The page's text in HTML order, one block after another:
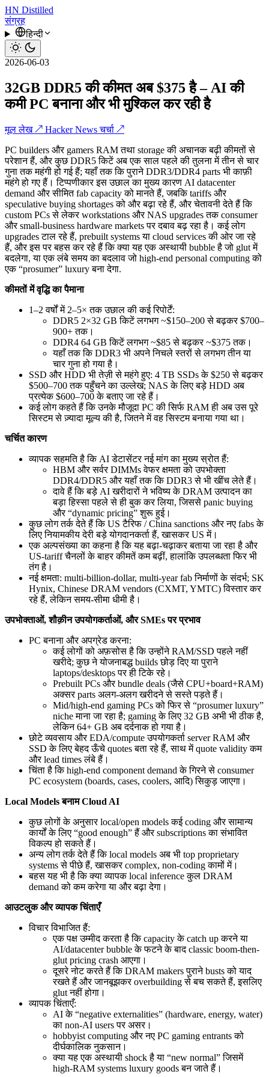
HN Distilled
संग्रह
हिन्दी
2026-06-03
32GB DDR5 की कीमत अब $375 है – AI की
कमी PC बनाना और भी मुश्किल कर रही है
मूल लेख ↗ Hacker News चर्चा ↗
PC builders और gamers RAM तथा storage की अचानक बढ़ी कीमतों से
परेशान हैं, और कुछ DDR5 किटें अब एक साल पहले की तुलना में तीन से चार
गुना तक महंगी हो गई हैं; यहाँ तक कि पुराने DDR3/DDR4 parts भी काफ़ी
महंगे हो गए हैं। टिप्पणीकार इस उछाल का मुख्य कारण AI datacenter
demand और सीमित fab capacity को मानते हैं, जबकि tariffs और
speculative buying shortages को और बढ़ा रहे हैं, और चेतावनी देते हैं कि
custom PCs से लेकर workstations और NAS upgrades तक consumer
और small-business hardware markets पर दबाव बढ़ रहा है। कई लोग
upgrades टाल रहे हैं, prebuilt systems या cloud services की ओर जा रहे
हैं, और इस पर बहस कर रहे हैं कि क्या यह एक अस्थायी bubble है जो glut में
बदलेगा, या एक लंबे समय का बदलाव जो high-end personal computing को
एक “prosumer” luxury बना देगा.
कीमतों में वृद्धि का पैमाना
1–2 वर्षों में 2–5× तक उछाल की कई रिपोर्टें:
DDR5 2×32 GB किटें लगभग ~$150–200 से बढ़कर $700–
900+ तक।
DDR4 64 GB किटें लगभग ~$85 से बढ़कर ~$375 तक।
यहाँ तक कि DDR3 भी अपने निचले स्तरों से लगभग तीन या
चार गुना हो गया है।
SSD और HDD भी तेज़ी से महंगे हुए: 4 TB SSDs के $250 से बढ़कर
$500–700 तक पहुँचने का उल्लेख; NAS के लिए बड़े HDD अब
प्रत्येक $600–700 के बताए जा रहे हैं।
कई लोग कहते हैं कि उनके मौजूदा PC की सिर्फ RAM ही अब उस पूरे
सिस्टम से ज़्यादा मूल्य की है, जितने में वह सिस्टम बनाया गया था।
चर्चित कारण
व्यापक सहमति है कि AI डेटासेंटर नई मांग का मुख्य स्रोत हैं:
HBM और सर्वर DIMMs वेफर क्षमता को उपभोक्ता
DDR4/DDR5 और यहाँ तक कि DDR3 से भी खींच लेते हैं।
दावे हैं कि बड़े AI खरीदारों ने भविष्य के DRAM उत्पादन का
बड़ा हिस्सा पहले से ही बुक कर लिया, जिससे panic buying
और “dynamic pricing” शुरू हुई।
कुछ लोग तर्क देते हैं कि US टैरिफ / China sanctions और नए fabs के
लिए नियामकीय देरी बड़े योगदानकर्ता हैं, खासकर US में।
एक अल्पसंख्या का कहना है कि यह बढ़ा-चढ़ाकर बताया जा रहा है और
US-tariff चैनलों के बाहर कीमतें कम बढ़ीं, हालांकि उपलब्धता फिर भी
तंग है।
नई क्षमता: multi-billion-dollar, multi-year fab निर्माणों के संदर्भ; SK
Hynix, Chinese DRAM vendors (CXMT, YMTC) विस्तार कर
रहे हैं, लेकिन समय-सीमा धीमी है।
उपभोक्ताओं, शौक़ीन उपयोगकर्ताओं, और SMEs पर प्रभाव
PC बनाना और अपग्रेड करना:
कई लोगों को अफ़सोस है कि उन्होंने RAM/SSD पहले नहीं
खरीदे; कुछ ने योजनाबद्ध builds छोड़ दिए या पुराने
laptops/desktops पर ही टिके रहे।
Prebuilt PCs और bundle deals (जैसे CPU+board+RAM)
अक्सर parts अलग-अलग खरीदने से सस्ते पड़ते हैं।
Mid/high-end gaming PCs को फिर से “prosumer luxury”
niche माना जा रहा है; gaming के लिए 32 GB अभी भी ठीक है,
लेकिन 64+ GB अब दर्दनाक हो गया है।
छोटे व्यवसाय और EDA/compute उपयोगकर्ता server RAM और
SSD के लिए बेहद ऊँचे quotes बता रहे हैं, साथ में quote validity कम
और lead times लंबे हैं।
चिंता है कि high-end component demand के गिरने से consumer
PC ecosystem (boards, cases, coolers, आदि) सिकुड़ जाएगा।
Local Models बनाम Cloud AI
कुछ लोगों के अनुसार local/open models कई coding और सामान्य
कार्यों के लिए “good enough” हैं और subscriptions का संभावित
विकल्प हो सकते हैं।
अन्य लोग तर्क देते हैं कि local models अब भी top proprietary
systems से पीछे हैं, खासकर complex, non-coding कामों में।
बहस यह भी है कि क्या व्यापक local inference कुल DRAM
demand को कम करेगा या और बढ़ा देगा।
आउटलुक और व्यापक चिंताएँ
विचार विभाजित हैं:
एक पक्ष उम्मीद करता है कि capacity के catch up करने या
AI/datacenter bubble के फटने के बाद classic boom-then-
glut pricing crash आएगा।
दूसरे नोट करते हैं कि DRAM makers पुराने busts को याद
रखते हैं और जानबूझकर overbuilding से बच सकते हैं, इसलिए
glut नहीं होगा।
व्यापक चिंताएँ:
AI के “negative externalities” (hardware, energy, water)
का non-AI users पर असर।
hobbyist computing और नए PC gaming entrants को
दीर्घकालिक नुकसान।
क्या यह एक अस्थायी shock है या “new normal” जिसमें
high-RAM systems luxury goods बन जाते हैं।